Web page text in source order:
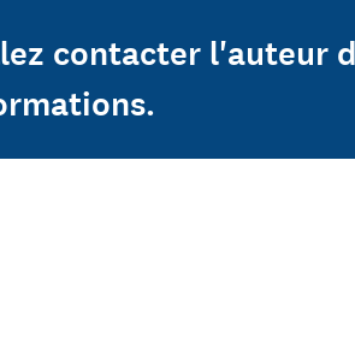
contacter l'auteur